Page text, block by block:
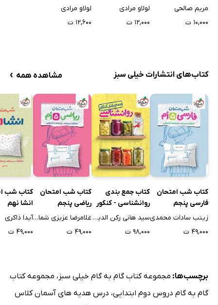
مطالعات اجتماعی
مریم صالحی
۱۰,۰۰۰ ت
هدیه‌های آسمان
لولاو مرادی
۱۲,۰۰۰ ت
هدیه‌های آسمان
لولاو مرادی
۱۲,۶۰۰ ت
کتاب‌های انتشارات خیلی سبز مشاهده همه ›
کتاب شب امتحان
فارسی پنجم
زینب سادات محمدی
۴۹,۰۰۰ ت
کتاب جمع بندی
روانشناسی - کنکور
سید هانی رکن الدینی
۹۸,۰۰۰ ت
کتاب شب امتحان
ریاضی پنجم
غلامرضا عزیزی شمامی
۴۹,۰۰۰ ت
کتاب شب
انشا نهم
آیدا ذاکری
۴۹,۰۰۰ ت
برچسب‌ها: مجموعه کتاب گام به گام خیلی سبز ، مجموعه کتاب
گام به گام دروس دوم ابتدایی، درس هدیه های آسمان کلاس